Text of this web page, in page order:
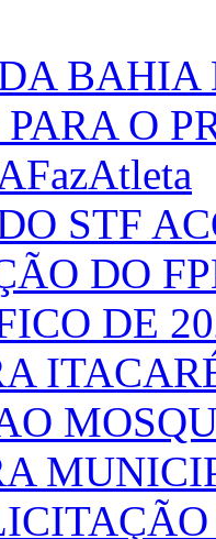
PARA O
STF
DO
DE